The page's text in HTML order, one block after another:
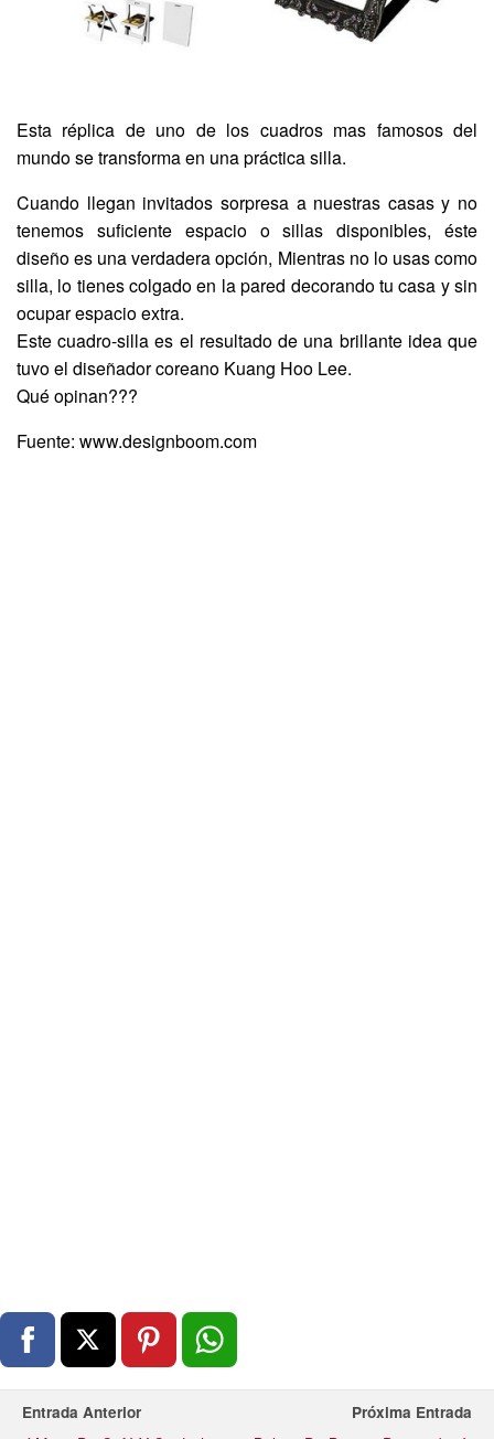
Esta réplica de uno de los cuadros mas famosos del
mundo se transforma en una práctica silla.
Cuando llegan invitados sorpresa a nuestras casas y no
tenemos suficiente espacio o sillas disponibles, éste
diseño es una verdadera opción, Mientras no lo usas como
silla, lo tienes colgado en la pared decorando tu casa y sin
ocupar espacio extra.
Este cuadro-silla es el resultado de una brillante idea que
tuvo el diseñador coreano Kuang Hoo Lee.
Qué opinan???
Fuente: www.designboom.com
Entrada Anterior Próxima Entrada